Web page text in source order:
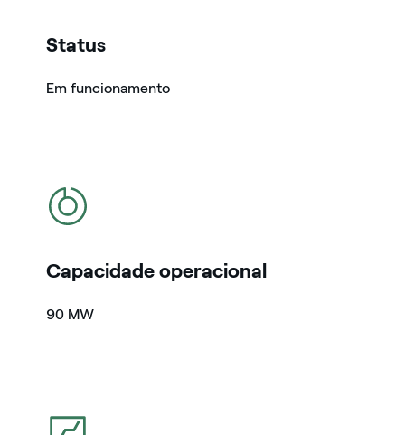
Status
Em funcionamento
icon
Capacidade operacional
90 MW
icon